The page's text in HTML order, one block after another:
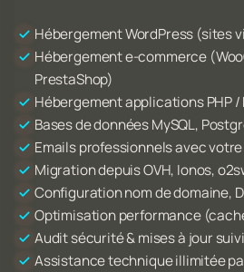
Hébergement WordPress (sites
Hébergement e-commerce
PrestaShop)
Hébergement applications PHP
Bases de données MySQL,
Emails professionnels avec
Migration depuis OVH, Ionos,
Configuration nom de domaine,
Optimisation performance
Audit sécurité & mises à jour
Assistance technique illimitée